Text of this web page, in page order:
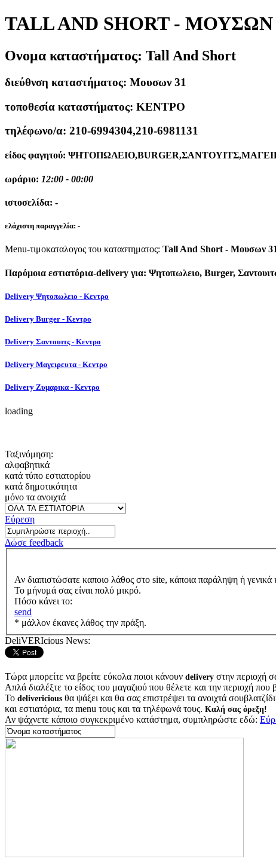
TALL AND SHORT - ΜΟΥΣΩΝ
Ονομα καταστήματος: Tall And Short
διεύθνση καταστήματος: Μουσων 31
τοποθεσία καταστήματος: ΚΕΝΤΡΟ
τηλέφωνο/α: 210-6994304,210-6981131
είδος φαγητού:
ωράριο: 12:00 - 00:00
ιστοσελίδα: -
ελάχιστη παραγγελία: -
Menu-τιμοκαταλογος του καταστηματος: Tall And Short - Μουσων 31
Παρόμοια εστιατόρια-delivery για: Ψητοπωλειο, Burger,
Delivery Ψητοπωλειο - Κεντρο
Delivery Burger - Κεντρο
Delivery Σαντουιτς - Κεντρο
Delivery Μαγειρευτα - Κεντρο
Delivery Ζυμαρικα - Κεντρο
loading
Ταξινόμηση:
αλφαβητικά
κατά τύπο εστιατορίου
κατά δημοτικότητα
μόνο τα ανοιχτά
Εύρεση
Δώσε feedback
Αν διαπιστώσατε καποιο λάθος στο site, κάποια παράληψη ή
Το μήνυμά σας είναι πολύ μικρό.
Πόσο κάνει το:
send
* μάλλον έκανες λάθος την πράξη.
DeliVERIcious News:
Τώρα μπορείτε να βρείτε εύκολα ποιοι κάνουν delivery στην περιοχή
Απλά διαλέξτε το είδος του μαγαζιού που θέλετε και την περιοχή που
Το delivericious θα ψάξει και θα σας επιστρέψει τα ανοιχτά
και εστιατόρια, τα menu τους και τα τηλέφωνά τους. Καλή σας όρεξη!
Αν ψάχνετε κάποιο συγκεκριμένο κατάστημα, συμπληρώστε εδώ: